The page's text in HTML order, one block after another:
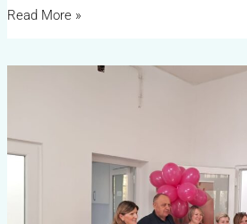
Read More »